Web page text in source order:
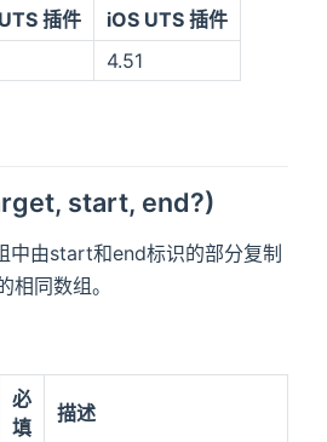
插件
iOS UTS 插件
4.51
start, end?)
中由start和end标识的部分复制
同数组。
必
填
描述